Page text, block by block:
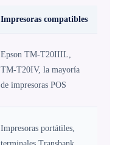
Impresoras compatibles
Epson TM-T20IIIL,
TM-T20IV, la mayoría
de impresoras POS
Impresoras portátiles,